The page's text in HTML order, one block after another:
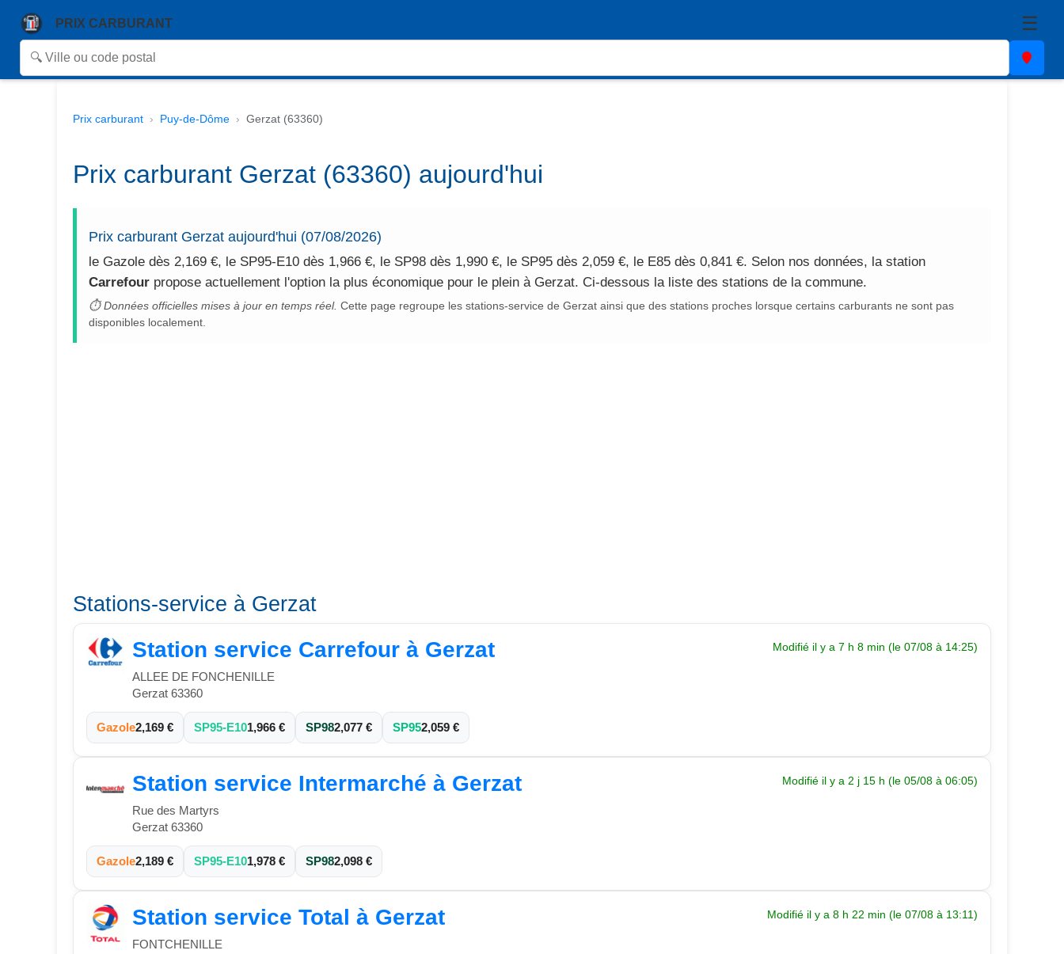
PRIX CARBURANT ☰
Prix carburant Puy-de-Dôme Gerzat (63360)
Prix carburant Gerzat (63360) aujourd'hui
Prix carburant Gerzat aujourd'hui (07/08/2026)
le Gazole dès 2,169 €, le SP95-E10 dès 1,966 €, le SP98 dès 1,990 €, le SP95 dès 2,059 €, le E85 dès 0,841 €. Selon nos données, la station
Carrefour propose actuellement l'option la plus économique pour le plein à Gerzat. Ci-dessous la liste des stations de la commune.
⏱ Données officielles mises à jour en temps réel. Cette page regroupe les stations-service de Gerzat ainsi que des stations proches lorsque certains carburants ne sont pas
disponibles localement.
Stations-service à Gerzat
Station service Carrefour à Gerzat
ALLEE DE FONCHENILLE
Gerzat 63360
Modifié il y a 7 h 8 min (le 07/08 à 14:25)
Gazole2,169 € SP95-E101,966 € SP982,077 € SP952,059 €
Station service Intermarché à Gerzat
Rue des Martyrs
Gerzat 63360
Modifié il y a 2 j 15 h (le 05/08 à 06:05)
Gazole2,189 € SP95-E101,978 € SP982,098 €
Station service Total à Gerzat
FONTCHENILLE
Modifié il y a 8 h 22 min (le 07/08 à 13:11)